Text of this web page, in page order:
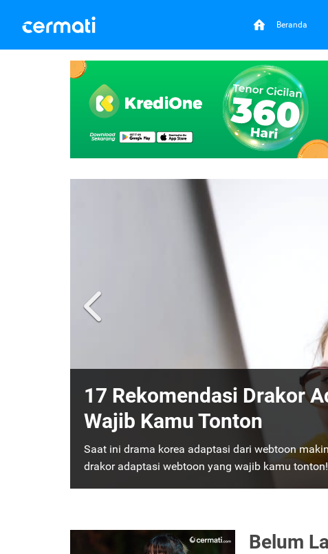
Beranda
17 Rekomendasi Drakor
Wajib Kamu Tonton
Saat ini drama korea adaptasi dari webtoon
drakor adaptasi webtoon yang wajib kamu
15 Drama Korea
Ditonton saat Bersantai
Tidak terasa sudah akhir pekan lagi, saatnya
rekomendasi drama Korea romantis terbaik yang
Previous
Belum